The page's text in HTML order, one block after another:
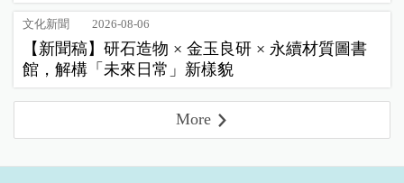
文化新聞 2026-08-06
【新聞稿】研石造物 × 金玉良研 × 永續材質圖書
館，解構「未來日常」新樣貌
More